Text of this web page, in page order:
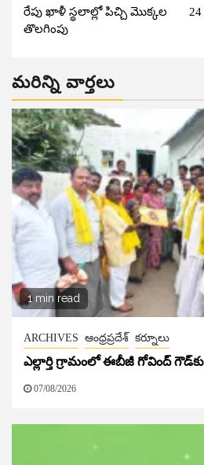
Reading
రేపు ఖాళీ స్థలాల్లో పిచ్చి మొక్కల
తొలగింపు
మరిన్ని వార్తలు
1 min read
ARCHIVES ఆంధ్రప్రదేశ్ కర్నూలు
ఎల్లార్తి గ్రామంలో ఈబీజీ గోవింద్
07/08/2026